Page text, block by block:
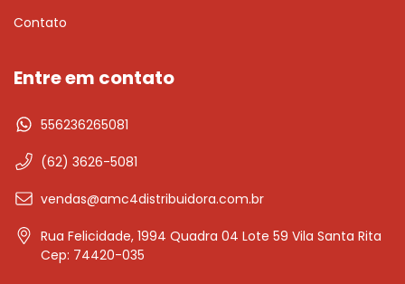
Contato
Entre em contato
556236265081
(62) 3626-5081
vendas@amc4distribuidora.com.br
Rua Felicidade, 1994 Quadra 04 Lote 59 Vila Santa Rita
Cep: 74420-035